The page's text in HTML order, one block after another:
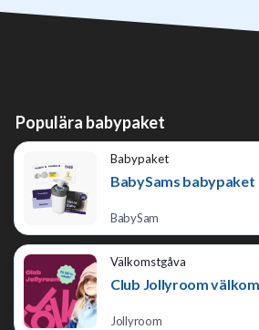
Populära babypaket
Babypaket
BabySams babypaket
BabySam
Välkomstgåva
Club Jollyroom
Jollyroom